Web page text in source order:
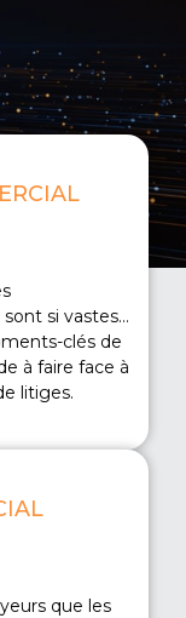
si vastes…
clés de
à faire face à
litiges.
que les